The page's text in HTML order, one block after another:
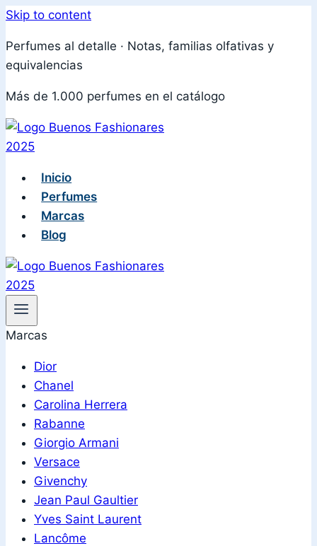
Skip to content
Perfumes al detalle · Notas, familias olfativas y
equivalencias
Más de 1.000 perfumes en el catálogo
Inicio
Perfumes
Marcas
Blog
Marcas
Dior
Chanel
Carolina Herrera
Rabanne
Giorgio Armani
Versace
Givenchy
Jean Paul Gaultier
Yves Saint Laurent
Lancôme